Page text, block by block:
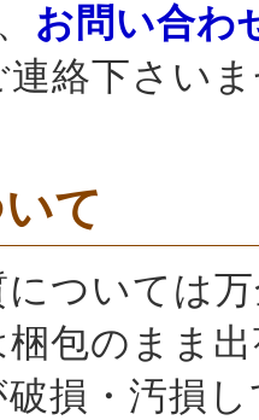
お問い合わ
連絡下さい
て
ついては
包のまま
損・汚損